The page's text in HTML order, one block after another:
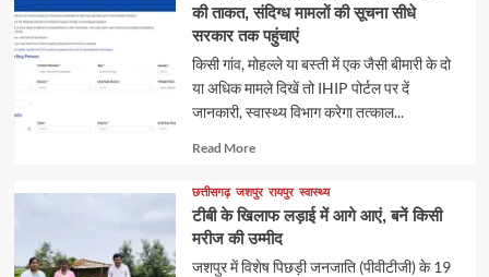
की ताकत, संदिग्ध मामलों की सूचना सीधे
सरकार तक पहुंचाएं
किसी गांव, मोहल्ले या बस्ती में एक जैसी बीमारी के दो
या अधिक मामले दिखें तो IHIP पोर्टल पर दें
जानकारी, स्वास्थ्य विभाग करेगा तत्काल...
Read MoreRead
about
छत्तीसगढ़ जशपुर रायपुर स्वास्थ्य
टीबी के खिलाफ लड़ाई में आगे आएं, बनें किसी
मरीज की उम्मीद
जशपुर में विशेष पिछड़ी जनजाति (पीवीटीजी) के 19